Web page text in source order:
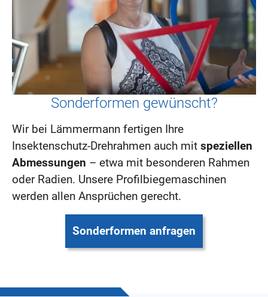
Sonderformen gewünscht?
Wir bei Lämmermann fertigen Ihre
Insektenschutz-Drehrahmen auch mit speziellen
Abmessungen – etwa mit besonderen Rahmen
oder Radien. Unsere Profilbiegemaschinen
werden allen Ansprüchen gerecht.
Sonderformen anfragen